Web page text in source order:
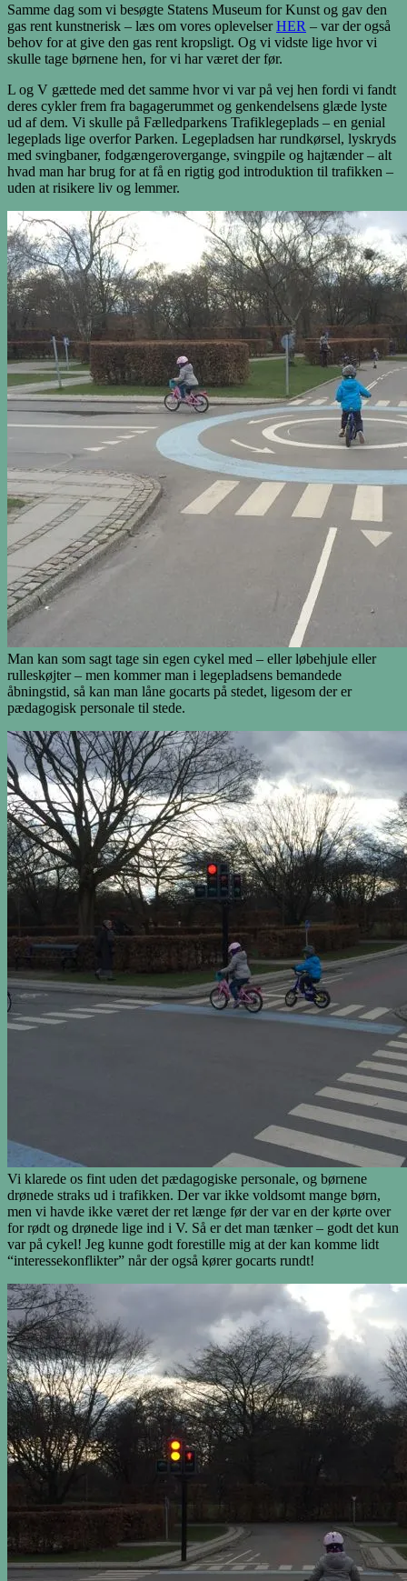
Samme dag som vi besøgte Statens Museum for Kunst og gav den
gas rent kunstnerisk – læs om vores oplevelserHER – var der også
behov for at give den gas rent kropsligt. Og vi vidste lige hvor vi
skulle tage børnene hen, for vi har været der før.
L og V gættede med det samme hvor vi var på vej hen fordi vi fandt
deres cykler frem fra bagagerummet og genkendelsens glæde lyste
ud af dem. Vi skulle på Fælledparkens Trafiklegeplads – en genial
legeplads lige overfor Parken. Legepladsen har rundkørsel, lyskryds
med svingbaner, fodgængerovergange, svingpile og hajtænder – alt
hvad man har brug for at få en rigtig god introduktion til trafikken –
uden at risikere liv og lemmer.
Man kan som sagt tage sin egen cykel med – eller løbehjule eller
rulleskøjter – men kommer man i legepladsens bemandede
åbningstid, så kan man låne gocarts på stedet, ligesom der er
pædagogisk personale til stede.
Vi klarede os fint uden det pædagogiske personale, og børnene
drønede straks ud i trafikken. Der var ikke voldsomt mange børn,
men vi havde ikke været der ret længe før der var en der kørte over
for rødt og drønede lige ind i V. Så er det man tænker – godt det kun
var på cykel! Jeg kunne godt forestille mig at der kan komme lidt
“interessekonflikter” når der også kører gocarts rundt!